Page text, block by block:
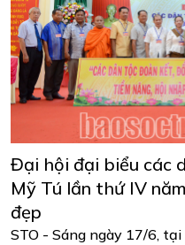
Đại hội đại biểu các
Mỹ Tú lần thứ IV
đẹp
STO - Sáng ngày 17/6,